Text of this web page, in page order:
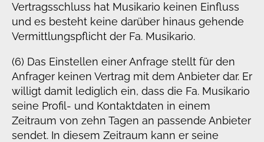
Vertragsschluss hat Musikario keinen Einfluss
und es besteht keine darüber hinaus gehende
Vermittlungspflicht der Fa. Musikario.
(6) Das Einstellen einer Anfrage stellt für den
Anfrager keinen Vertrag mit dem Anbieter dar. Er
willigt damit lediglich ein, dass die Fa. Musikario
seine Profil- und Kontaktdaten in einem
Zeitraum von zehn Tagen an passende Anbieter
sendet. In diesem Zeitraum kann er seine